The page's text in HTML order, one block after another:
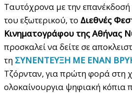
Ταυτόχρονα με την επανέκδοσή
του εξωτερικού, το Διεθνές
Κινηματογράφου της Αθήνας
προσκαλεί να δείτε σε
τη ΣΥΝΕΝΤΕΥΞΗ ΜΕ ΕΝΑΝ
Τζόρνταν, για πρώτη φορά στη
ολοκαίνουργια ψηφιακή κόπια